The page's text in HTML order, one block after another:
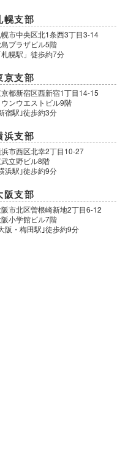
幌支部
市中央区北1条西3丁目3-14
プラザビル5階
札幌駅」徒歩約7分
京支部
都新宿区西新宿1丁目14-15
ウンウエストビル9階
宿駅｣徒歩約3分
浜支部
市西区北幸2丁目10-27
立野ビル8階
浜駅｣徒歩約9分
阪支部
阪市北区曽根崎新地2丁目6-12
阪小学館ビル7階
阪・梅田駅｣徒歩約9分